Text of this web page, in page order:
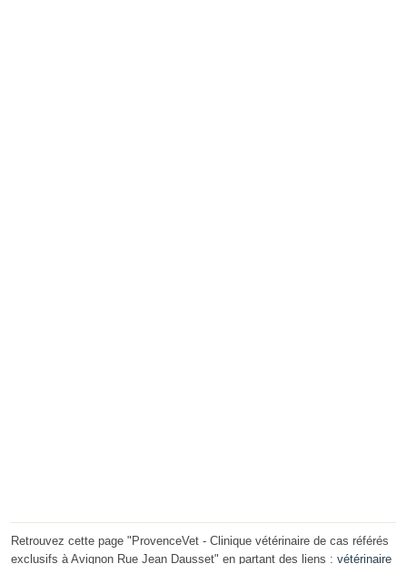
Retrouvez cette page "ProvenceVet - Clinique vétérinaire de cas référés
exclusifs à Avignon Rue Jean Dausset" en partant des liens : vétérinaire